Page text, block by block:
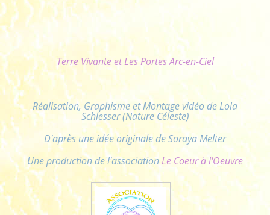
Terre Vivante et Les Portes Arc-en-Ciel
Réalisation, Graphisme et Montage vidéo de Lola
Schlesser (Nature Céleste)
D'après une idée originale de Soraya Melter
Une production de l'associationLe Coeur à l'Oeuvre